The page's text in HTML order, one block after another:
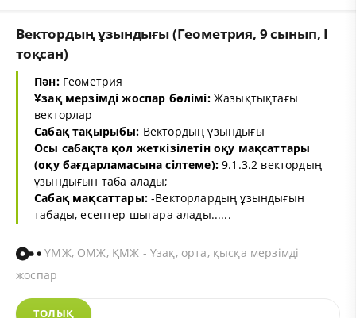
Вектордың ұзындығы (Геометрия, 9 сынып, I
тоқсан)
Пән:Геометрия
Ұзақ мерзімді жоспар бөлімі:Жазықтықтағы
векторлар
Сабақ тақырыбы: Вектордың ұзындығы
Осы сабақта қол жеткізілетін оқу мақсаттары
(оқу бағдарламасына сілтеме):9.1.3.2 вектордың
ұзындығын таба алады;
Сабақ мақсаттары:-Векторлардың ұзындығын
табады, есептер шығара алады......
ҰМЖ, ОМЖ, ҚМЖ - Ұзақ, орта, қысқа мерзімді
жоспар
ТОЛЫҚ